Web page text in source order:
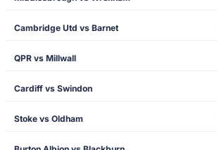
Cambridge Utd vs Barnet
QPR vs Millwall
Cardiff vs Swindon
Stoke vs Oldham